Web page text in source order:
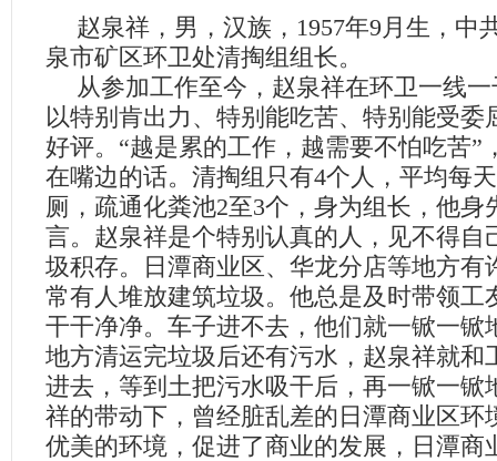
赵泉祥，男，汉族， 1957年9 月生，中
泉市矿区环卫处清掏组组长。
从参加工作至今，赵泉祥在环卫一线
以特别肯出力、特别能吃苦、特别能受委
好评。“越是累的工作，越需要不怕吃苦”
在嘴边的话。清掏组只有4个人，平均每
厕，疏通化粪池2至3个，身为组长，他身
言。赵泉祥是个特别认真的人，见不得自
圾积存。日潭商业区、华龙分店等地方有
常有人堆放建筑垃圾。他总是及时带领工
干干净净。车子进不去，他们就一锨一锨
地方清运完垃圾后还有污水，赵泉祥就和
进去，等到土把污水吸干后，再一锨一锨
祥的带动下，曾经脏乱差的日潭商业区环
优美的环境，促进了商业的发展，日潭商